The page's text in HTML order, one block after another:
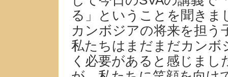
る」ということを聞きま
カンボジアの将来を担う
私たちはまだまだカンボ
く必要があると感じま